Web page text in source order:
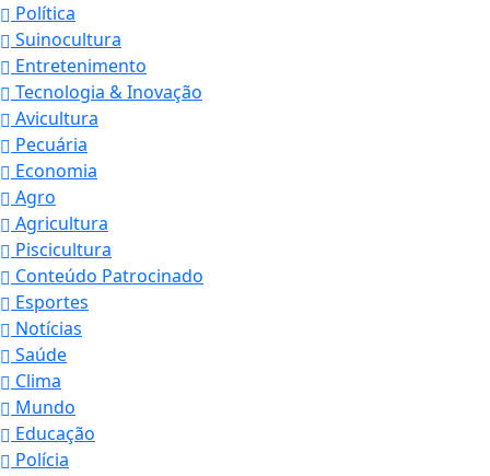
Política
Suinocultura
Entretenimento
Tecnologia & Inovação
Avicultura
Pecuária
Economia
Agro
Agricultura
Piscicultura
Conteúdo Patrocinado
Esportes
Notícias
Saúde
Clima
Mundo
Educação
Polícia